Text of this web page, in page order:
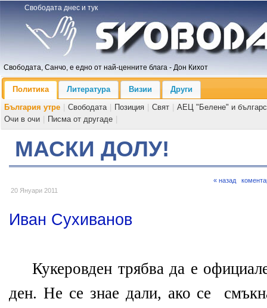
Свободата днес и тук
Свободата, Санчо, е едно от най-ценните блага - Дон Кихот
Политика Литература Визии
Други
България утре
Свободата Позиция Свят
АЕЦ "Белене" и
Очи в очи
Писма от другаде
МАСКИ ДОЛУ!
20 Януари 2011
« назад
Иван Сухиванов
Кукеровден трябва да е
ден. Не се знае дали, ако се